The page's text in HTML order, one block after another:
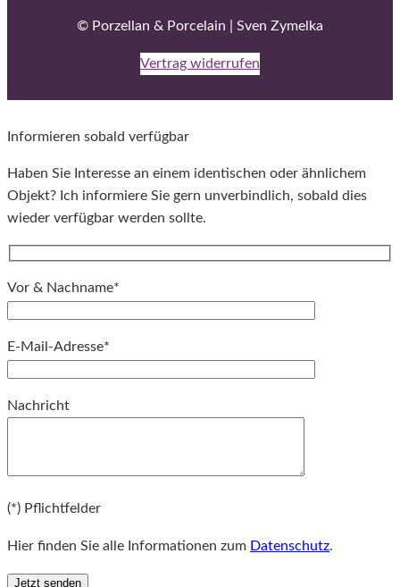
© Porzellan & Porcelain | Sven Zymelka
Vertrag widerrufen
Informieren sobald verfügbar
Haben Sie Interesse an einem identischen oder ähnlichem
Objekt? Ich informiere Sie gern unverbindlich, sobald dies
wieder verfügbar werden sollte.
Vor & Nachname*
E-Mail-Adresse*
Nachricht
(*) Pflichtfelder
Hier finden Sie alle Informationen zum Datenschutz.